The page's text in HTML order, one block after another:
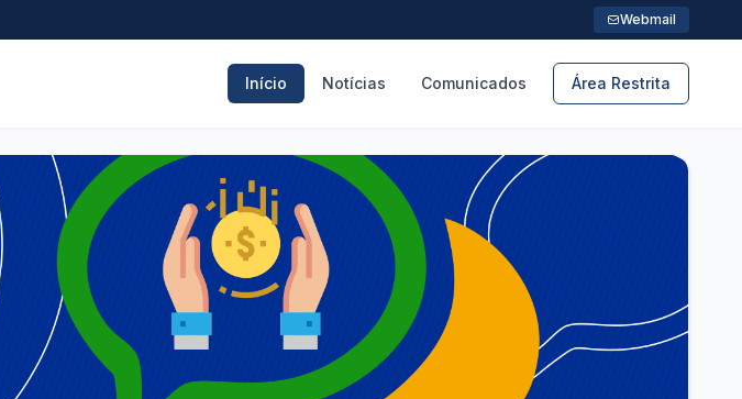
Webmail
Início Notícias Comunicados Área Restrita